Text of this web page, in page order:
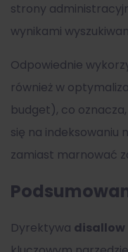
strony
wynikami
Odpowiednie
również w
budget), co
się na indeksowaniu
zamiast marnować
Dyrektywa disallow